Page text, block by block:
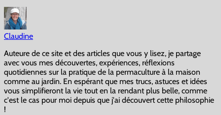
Claudine
Auteure de ce site et des articles que vous y lisez, je partage
avec vous mes découvertes, expériences, réflexions
quotidiennes sur la pratique de la permaculture à la maison
comme au jardin. En espérant que mes trucs, astuces et idées
vous simplifieront la vie tout en la rendant plus belle, comme
c'est le cas pour moi depuis que j'ai découvert cette philosophie
!